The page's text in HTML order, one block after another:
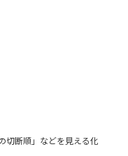
切断順」などを見える化